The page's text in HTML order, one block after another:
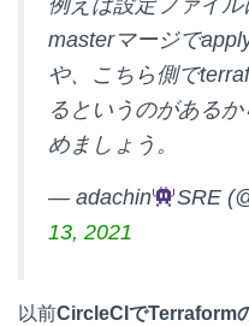
例えば設定ファイ
masterマージで
や、こちら側で
るというのがある
めましょう。
— adachin SRE
13, 2021
以前CircleCIでTerraform